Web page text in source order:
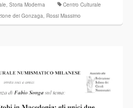
Storia Moderna
Centro Culturale
dei Gonzaga Rossi Massimo